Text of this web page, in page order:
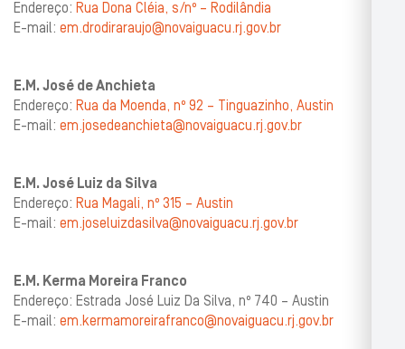
Endereço: Rua Dona Cléia, s/nº – Rodilândia
E-mail: em.drodiraraujo@novaiguacu.rj.gov.br
E.M. José de Anchieta
Endereço: Rua da Moenda, nº 92 – Tinguazinho, Austin
E-mail: em.josedeanchieta@novaiguacu.rj.gov.br
E.M. José Luiz da Silva
Endereço: Rua Magali, nº 315 – Austin
E-mail: em.joseluizdasilva@novaiguacu.rj.gov.br
E.M. Kerma Moreira Franco
Endereço: Estrada José Luiz Da Silva, nº 740 – Austin
E-mail: em.kermamoreirafranco@novaiguacu.rj.gov.br